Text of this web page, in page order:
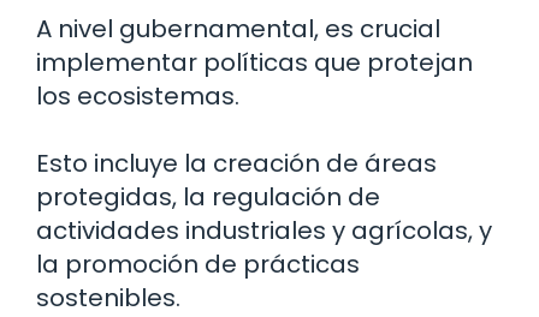
A nivel gubernamental, es crucial
implementar políticas que protejan
los ecosistemas.
Esto incluye la creación de áreas
protegidas, la regulación de
actividades industriales y agrícolas, y
la promoción de prácticas
sostenibles.